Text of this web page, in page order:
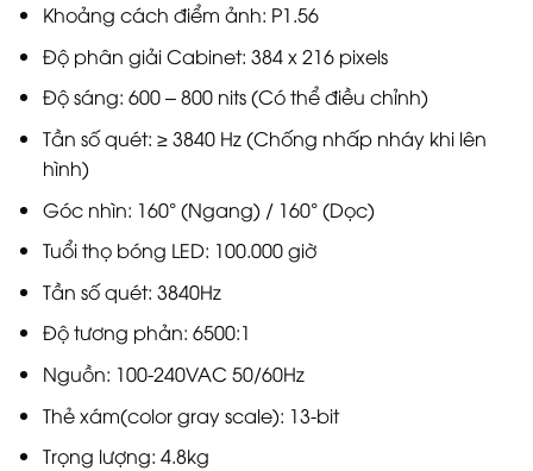
Khoảng cách điểm ảnh: P1.56
Độ phân giải Cabinet: 384 x 216 pixels
Độ sáng: 600 – 800 nits (Có thể điều chỉnh)
Tần số quét: ≥ 3840 Hz (Chống nhấp nháy khi lên
hình)
Góc nhìn: 160° (Ngang) / 160° (Dọc)
Tuổi thọ bóng LED: 100.000 giờ
Tần số quét: 3840Hz
Độ tương phản: 6500:1
Nguồn: 100-240VAC 50/60Hz
Thẻ xám(color gray scale): 13-bit
Trọng lượng: 4.8kg